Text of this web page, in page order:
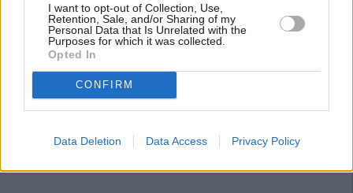
I want to opt-out of Collection, Use,
Retention, Sale, and/or Sharing of my
Personal Data that Is Unrelated with the
Purposes for which it was collected.
Opted In
CONFIRM
Data Deletion Data Access Privacy Policy